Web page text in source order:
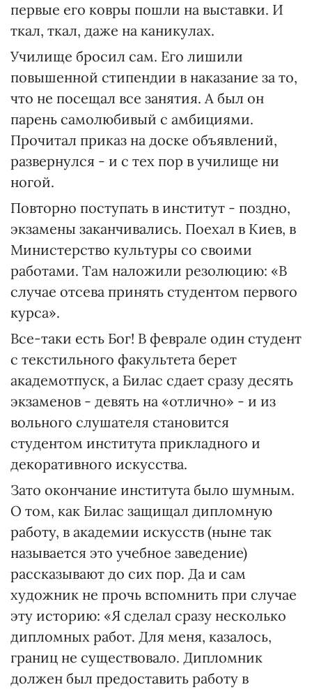
первые его ковры пошли на выставки. И
ткал, ткал, даже на каникулах.
Училище бросил сам. Его лишили
повышенной стипендии в наказание за то,
что не посещал все занятия. А был он
парень самолюбивый с амбициями.
Прочитал приказ на доске объявлений,
развернулся - и с тех пор в училище ни
ногой.
Повторно поступать в институт - поздно,
экзамены заканчивались. Поехал в Киев, в
Министерство культуры со своими
работами. Там наложили резолюцию: «В
случае отсева принять студентом первого
курса».
Все-таки есть Бог! В феврале один студент
с текстильного факультета берет
академотпуск, а Билас сдает сразу десять
экзаменов - девять на «отлично» - и из
вольного слушателя становится
студентом института прикладного и
декоративного искусства.
Зато окончание института было шумным.
О том, как Билас защищал дипломную
работу, в академии искусств (ныне так
называется это учебное заведение)
рассказывают до сих пор. Да и сам
художник не прочь вспомнить при случае
эту историю: «Я сделал сразу несколько
дипломных работ. Для меня, казалось,
границ не существовало. Дипломник
должен был предоставить работу в